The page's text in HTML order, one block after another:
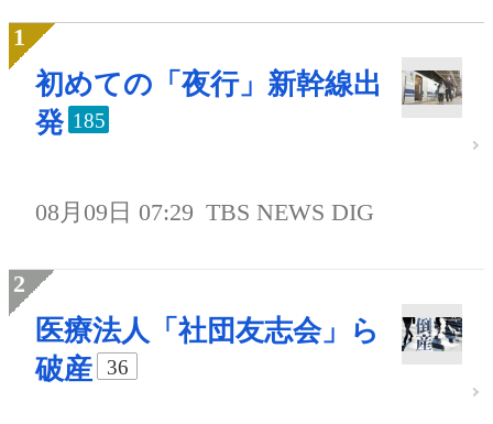
初めての「夜行」新幹線出
発 185
08月09日 07:29 TBS NEWS DIG
医療法人「社団友志会」ら
破産
36